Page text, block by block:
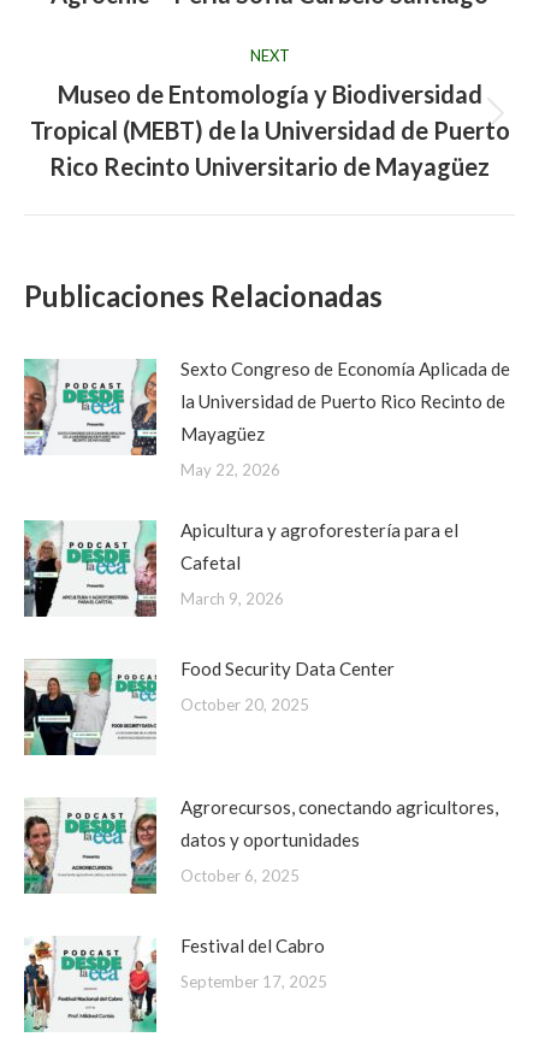
NEXT
Next
post:
Museo de Entomología y Biodiversidad
Tropical (MEBT) de la Universidad de Puerto
Rico Recinto Universitario de Mayagüez
Publicaciones Relacionadas
Sexto Congreso de Economía Aplicada de
la Universidad de Puerto Rico Recinto de
Mayagüez
May 22, 2026
Apicultura y agroforestería para el
Cafetal
March 9, 2026
Food Security Data Center
October 20, 2025
Agrorecursos, conectando agricultores,
datos y oportunidades
October 6, 2025
Festival del Cabro
September 17, 2025